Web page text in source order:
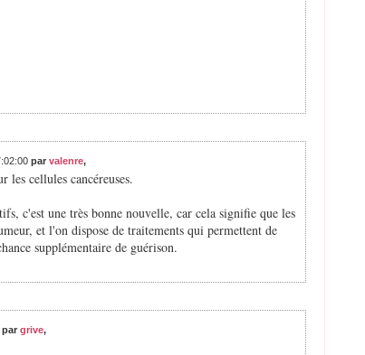
par valenre,
les cellules cancéreuses.
c'est une très bonne nouvelle, car cela signifie que les
et l'on dispose de traitements qui permettent de
supplémentaire de guérison.
par grive,